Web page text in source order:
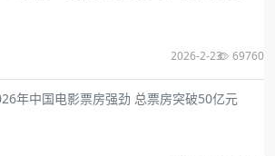
2026-2-23 69760
年中国电影票房强劲 总票房突破50亿元